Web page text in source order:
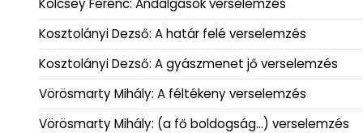
Kölcsey Ferenc: Andalgások verselemzés
Kosztolányi Dezső: A határ felé verselemzés
Kosztolányi Dezső: A gyászmenet jő verselemzés
Vörösmarty Mihály: A féltékeny verselemzés
Vörösmarty Mihály: (a fő boldogság…) verselemzés